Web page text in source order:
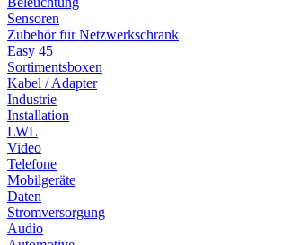
Sensoren
Zubehör für Netzwerkschrank
Easy 45
Sortimentsboxen
Kabel / Adapter
Industrie
Installation
LWL
Video
Telefone
Mobilgeräte
Daten
Stromversorgung
Audio